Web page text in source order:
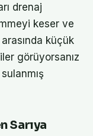
drenaj
keser ve
küçük
görüyorsanız
Sarıya